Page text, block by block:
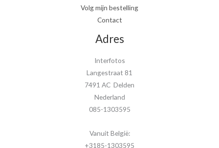
Volg mijn bestelling
Contact
Adres
Interfotos
Langestraat 81
7491 AC Delden
Nederland
085-1303595
Vanuit België:
+3185-1303595